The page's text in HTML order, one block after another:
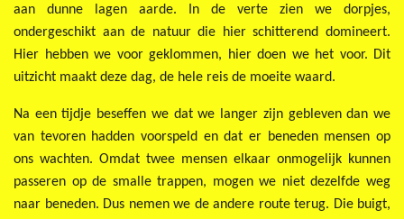
aan dunne lagen aarde. In de verte zien we dorpjes,
ondergeschikt aan de natuur die hier schitterend domineert.
Hier hebben we voor geklommen, hier doen we het voor. Dit
uitzicht maakt deze dag, de hele reis de moeite waard.
Na een tijdje beseffen we dat we langer zijn gebleven dan we
van tevoren hadden voorspeld en dat er beneden mensen op
ons wachten. Omdat twee mensen elkaar onmogelijk kunnen
passeren op de smalle trappen, mogen we niet dezelfde weg
naar beneden. Dus nemen we de andere route terug. Die buigt,